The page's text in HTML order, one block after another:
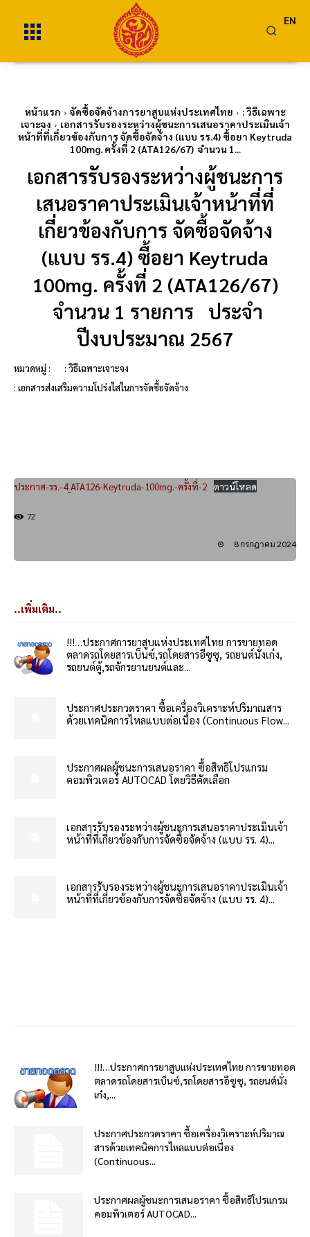
EN
หน้าแรก จัดซื้อจัดจ้างการยาสูบแห่งประเทศไทย
: วิธีเฉพาะ
เจาะจง
เอกสารรับรองระหว่างผู้ชนะการเสนอราคาประเมินเจ้า
หน้าที่ที่เกี่ยวข้องกับการ จัดซื้อจัดจ้าง (แบบ รร.4) ซื้อยา Keytruda
100mg. ครั้งที่ 2 (ATA126/67) จำนวน 1...
เอกสารรับรองระหว่างผู้ชนะการ
เสนอราคาประเมินเจ้าหน้าที่ที่
เกี่ยวข้องกับการ จัดซื้อจัดจ้าง
(แบบ รร.4) ซื้อยา Keytruda
100mg. ครั้งที่ 2 (ATA126/67)
จำนวน 1 รายการ ประจำ
ปีงบประมาณ 2567
หมวดหมู่ :
: วิธีเฉพาะเจาะจง
: เอกสารส่งเสริมความโปร่งใสในการจัดซื้อจัดจ้าง
ประกาศ-รร.-4_ATA126-Keytruda-100mg.-ครั้งที่-2 ดาวน์โหลด
72
8 กรกฎาคม 2024
..เพิ่มเติม..
!!!…ประกาศการยาสูบแห่งประเทศไทย การขายทอด
ตลาดรถโดยสารเบ็นซ์,รถโดยสารอีซูซุ, รถยนต์นั่งเก๋ง,
รถยนต์ตู้,รถจักรยานยนต์และ...
ประกาศประกวดราคา ซื้อเครื่องวิเคราะห์ปริมาณสาร
ด้วยเทคนิคการไหลแบบต่อเนื่อง (Continuous Flow...
ประกาศผลผู้ชนะการเสนอราคา ซื้อสิทธิโปรแกรม
คอมพิวเตอร์ AUTOCAD โดยวิธีคัดเลือก
เอกสารรับรองระหว่างผู้ชนะการเสนอราคาประเมินเจ้า
หน้าที่ที่เกี่ยวข้องกับการจัดซื้อจัดจ้าง (แบบ รร. 4)...
เอกสารรับรองระหว่างผู้ชนะการเสนอราคาประเมินเจ้า
หน้าที่ที่เกี่ยวข้องกับการจัดซื้อจัดจ้าง (แบบ รร. 4)...
!!!…ประกาศการยาสูบแห่งประเทศไทย การขายทอด
ตลาดรถโดยสารเบ็นซ์,รถโดยสารอีซูซุ, รถยนต์นั่ง
เก๋ง,...
ประกาศประกวดราคา ซื้อเครื่องวิเคราะห์ปริมาณ
สารด้วยเทคนิคการไหลแบบต่อเนื่อง
(Continuous...
ประกาศผลผู้ชนะการเสนอราคา ซื้อสิทธิโปรแกรม
คอมพิวเตอร์ AUTOCAD...